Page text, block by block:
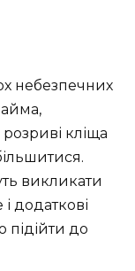
небезпечних
розриві кліща
викликати
додаткові
до